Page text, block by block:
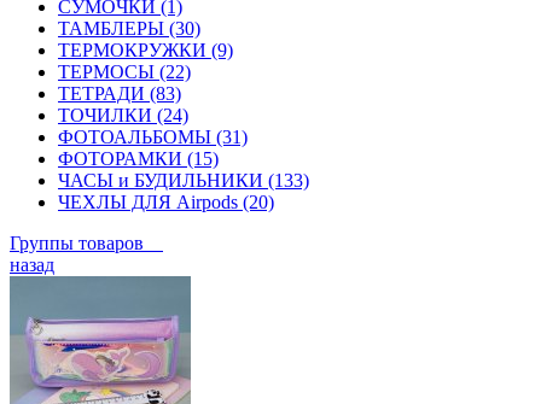
СУМОЧКИ (1)
ТАМБЛЕРЫ (30)
ТЕРМОКРУЖКИ (9)
ТЕРМОСЫ (22)
ТЕТРАДИ (83)
ТОЧИЛКИ (24)
ФОТОАЛЬБОМЫ (31)
ФОТОРАМКИ (15)
ЧАСЫ и БУДИЛЬНИКИ (133)
ЧЕХЛЫ ДЛЯ Airpods (20)
Группы товаров
назад